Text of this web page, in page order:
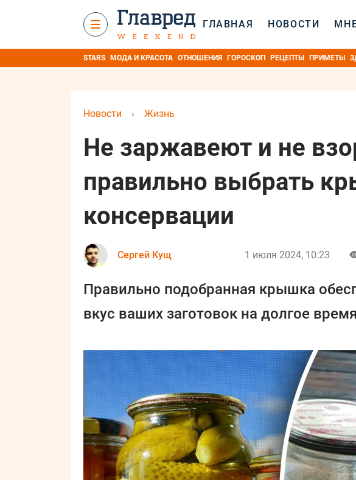
ГЛАВНАЯ НОВОСТИ
STARS МОДА И КРАСОТА ОТНОШЕНИЯ ГОРОСКОП РЕЦЕПТЫ ПРИМЕТЫ
Новости › Жизнь
Не заржавеют и не
правильно выбрать
консервации
Сергей Кущ 1 июля 2024, 10:23
Правильно подобранная крышка
вкус ваших заготовок на долгое